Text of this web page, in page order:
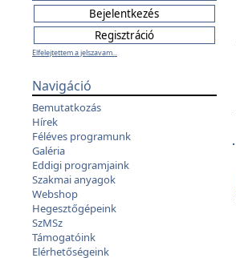
Elfelejtettem a jelszavam...
Navigáció
Bemutatkozás
Hírek
Féléves programunk
Galéria
Eddigi programjaink
Szakmai anyagok
Webshop
Hegesztőgépeink
SzMSz
Támogatóink
Elérhetőségeink